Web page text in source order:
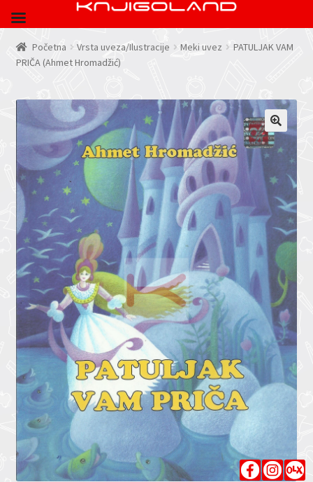
Početna Vrsta uveza/Ilustracije Meki uvez
PATULJAK VAM
PRIČA (Ahmet Hromadžić)